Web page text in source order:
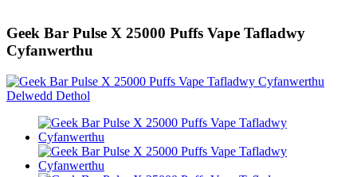
Geek Bar Pulse X 25000 Puffs Vape Tafladwy
Cyfanwerthu